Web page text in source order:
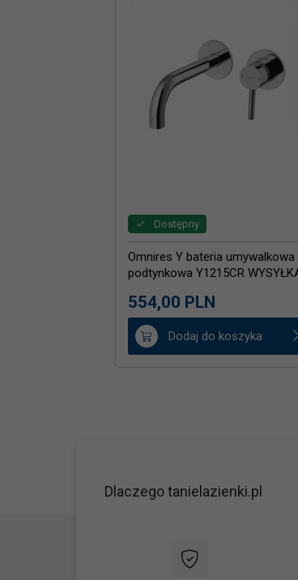
Dostępny
Omnires Y bateria umywalkowa
podtynkowa Y1215CR
554,00 PLN
Dodaj do koszyka
Dlaczego tanielazienki.pl